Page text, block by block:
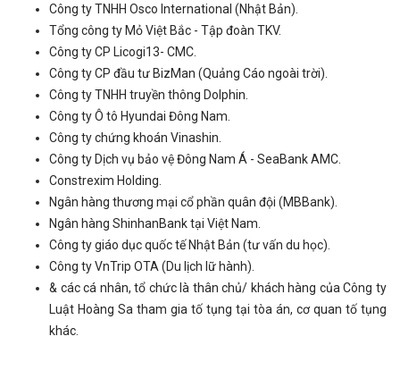
Công ty TNHH Osco International (Nhật Bản).
Tổng công ty Mỏ Việt Bắc - Tập đoàn TKV.
Công ty CP Licogi13- CMC.
Công ty CP đầu tư BizMan (Quảng Cáo ngoài trời).
Công ty TNHH truyền thông Dolphin.
Công ty Ô tô Hyundai Đông Nam.
Công ty chứng khoán Vinashin.
Công ty Dịch vụ bảo vệ Đông Nam Á - SeaBank AMC.
Constrexim Holding.
Ngân hàng thương mại cổ phần quân đội (MBBank).
Ngân hàng ShinhanBank tại Việt Nam.
Công ty giáo dục quốc tế Nhật Bản (tư vấn du học).
Công ty VnTrip OTA (Du lịch lữ hành).
& các cá nhân, tổ chức là thân chủ/ khách hàng của Công ty
Luật Hoàng Sa tham gia tố tụng tại tòa án, cơ quan tố tụng
khác.